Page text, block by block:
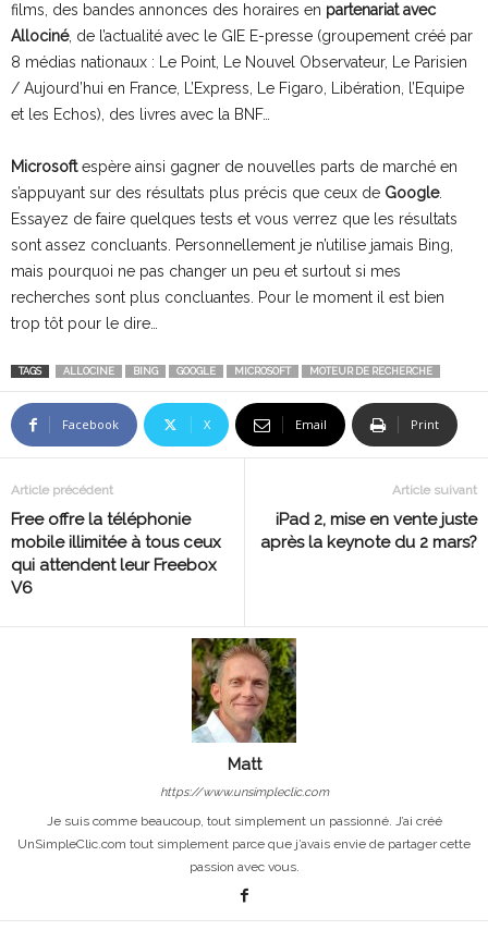
films, des bandes annonces des horaires en partenariat avec
Allociné, de l’actualité avec le GIE E-presse (groupement créé par
8 médias nationaux : Le Point, Le Nouvel Observateur, Le Parisien
/ Aujourd’hui en France, L’Express, Le Figaro, Libération, l’Equipe
et les Echos), des livres avec la BNF…
Microsoftespère ainsi gagner de nouvelles parts de marché en
s’appuyant sur des résultats plus précis que ceux de Google.
Essayez de faire quelques tests et vous verrez que les résultats
sont assez concluants. Personnellement je n’utilise jamais Bing,
mais pourquoi ne pas changer un peu et surtout si mes
recherches sont plus concluantes. Pour le moment il est bien
trop tôt pour le dire…
TAGS ALLOCINE BING GOOGLE MICROSOFT MOTEUR DE RECHERCHE
Facebook X Email Print
Article précédent
Free offre la téléphonie
mobile illimitée à tous ceux
qui attendent leur Freebox
V6
Article suivant
iPad 2, mise en vente juste
après la keynote du 2 mars?
Matt
https://www.unsimpleclic.com
Je suis comme beaucoup, tout simplement un passionné. J’ai créé
UnSimpleClic.com tout simplement parce que j’avais envie de partager cette
passion avec vous.